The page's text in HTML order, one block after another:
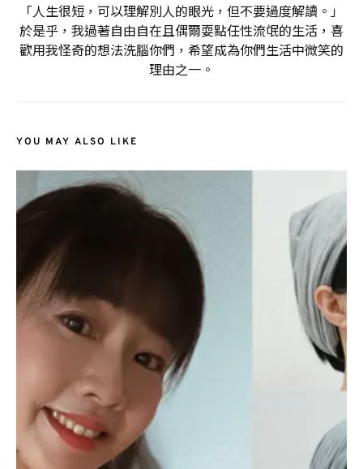
「人生很短，可以理解別人的眼光，但不要過度解讀。」
於是乎，我過著自由自在且偶爾耍點任性流氓的生活，喜
歡用我怪奇的想法洗腦你們，希望成為你們生活中微笑的
理由之一。
YOU MAY ALSO LIKE